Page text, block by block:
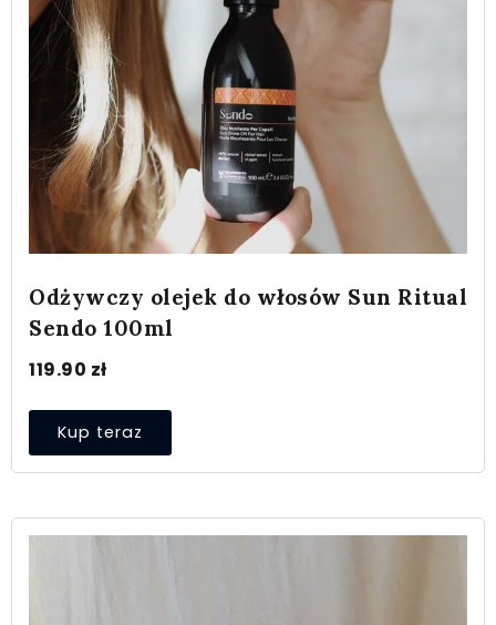
Odżywczy olejek do włosów Sun Ritual
Sendo 100ml
119.90 zł
Kup teraz